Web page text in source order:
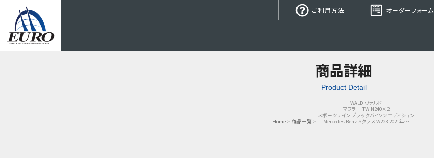
ご利用方法 オーダーフォーム
商品詳細
Product Detail
Home 商品一覧
WALD ヴァルド
マフラー TWIN240×2
スポーツライン ブラックバイソンエディション
Mercedes Benz Sクラス W223 2021年～